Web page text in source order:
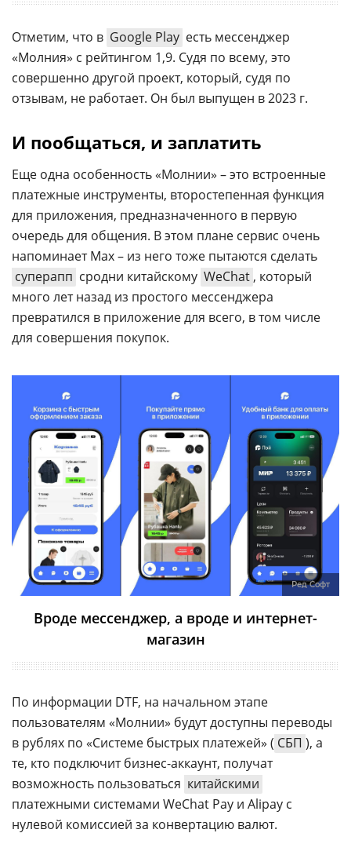
Отметим, что в Google Play есть мессенджер
«Молния» с рейтингом 1,9. Судя по всему, это
совершенно другой проект, который, судя по
отзывам, не работает. Он был выпущен в 2023 г.
И пообщаться, и заплатить
Еще одна особенность «Молнии» – это встроенные
платежные инструменты, второстепенная функция
для приложения, предназначенного в первую
очередь для общения. В этом плане сервис очень
напоминает Max – из него тоже пытаются сделать
суперапп сродни китайскому WeChat , который
много лет назад из простого мессенджера
превратился в приложение для всего, в том числе
для совершения покупок.
Ред Софт
Вроде мессенджер, а вроде и интернет-
магазин
По информации DTF, на начальном этапе
пользователям «Молнии» будут доступны переводы
в рублях по «Системе быстрых платежей» ( СБП ), а
те, кто подключит бизнес-аккаунт, получат
возможность пользоваться китайскими
платежными системами WeChat Pay и Alipay с
нулевой комиссией за конвертацию валют.